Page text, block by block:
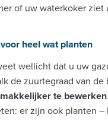
of uw waterkoker
heel wat planten
wellicht dat u uw
de zuurtegraad van
makkelijker te bewerken
er zijn ook planten